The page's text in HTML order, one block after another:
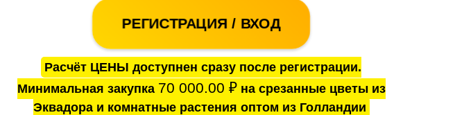
РЕГИСТРАЦИЯ / ВХОД
Расчёт ЦЕНЫ доступнен сразу после регистрации.
Минимальная закупка 70 000.00 ₽на срезанные цветы из
Эквадора и комнатные растения оптом из Голландии